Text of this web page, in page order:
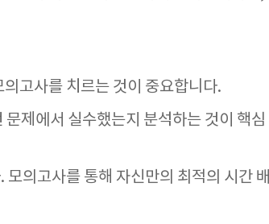
고사를 치르는 것이 중요합니다.
제에서 실수했는지 분석하는 것이 핵심
의고사를 통해 자신만의 최적의 시간 배